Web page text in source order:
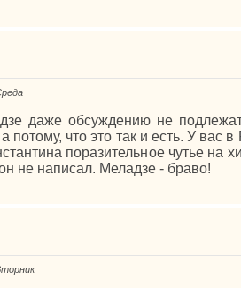
даже обсуждению не
потому, что это так и есть. У вас
поразительное чутье на
не написал. Меладзе - браво!